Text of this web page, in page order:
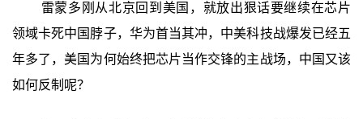
雷蒙多刚从北京回到美国，就放出狠话要继续在芯片
领域卡死中国脖子，华为首当其冲，中美科技战爆发已经五
年多了，美国为何始终把芯片当作交锋的主战场，中国又该
如何反制呢？